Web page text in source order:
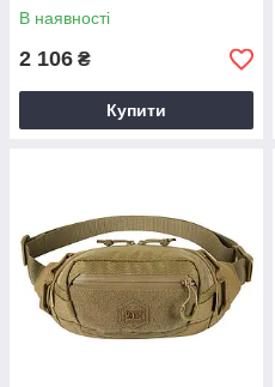
В наявності
2 106 ₴
Купити